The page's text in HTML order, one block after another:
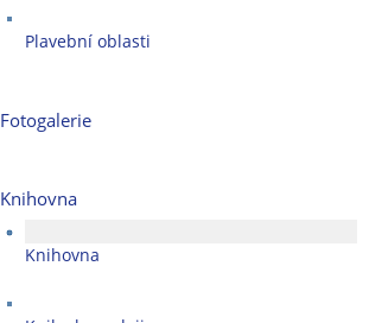
Plavební oblasti
Fotogalerie
Knihovna
Knihovna